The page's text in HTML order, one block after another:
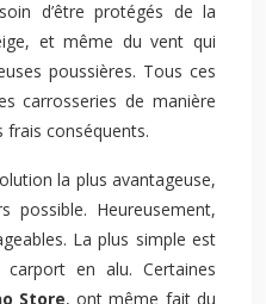
d’être protégés de la
et même du vent qui
poussières. Tous ces
carrosseries de manière
frais conséquents.
la plus avantageuse,
possible. Heureusement,
La plus simple est
carport en alu. Certaines
Store, ont même fait du